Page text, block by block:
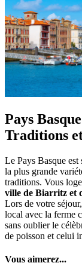
Pays Basque
Traditions
Le Pays Basque est
la plus grande
traditions. Vous
ville de Biarritz et
Lors de votre
local avec la ferme
sans oublier le
de poisson et celui
Vous aimerez...